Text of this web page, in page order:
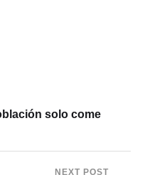
solo come
NEXT POST